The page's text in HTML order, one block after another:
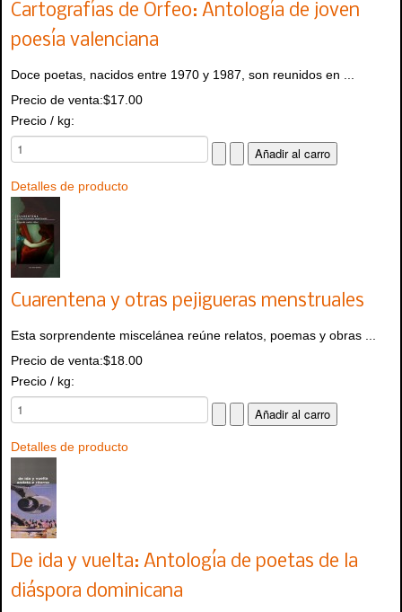
Cartografías de Orfeo: Antología de joven
poesía valenciana
Doce poetas, nacidos entre 1970 y 1987, son reunidos en ...
Precio de venta:$17.00
Precio / kg:
Detalles de producto
Cuarentena y otras pejigueras menstruales
Esta sorprendente miscelánea reúne relatos, poemas y obras ...
Precio de venta:$18.00
Precio / kg:
Detalles de producto
De ida y vuelta: Antología de poetas de la
diáspora dominicana